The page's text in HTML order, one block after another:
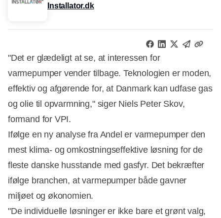
Installator.dk
"Det er glædeligt at se, at interessen for
varmepumper vender tilbage. Teknologien er moden,
effektiv og afgørende for, at Danmark kan udfase gas
og olie til opvarmning," siger Niels Peter Skov,
formand for VPI.
Ifølge en ny analyse fra Andel er varmepumper den
mest klima- og omkostningseffektive løsning for de
fleste danske husstande med gasfyr. Det bekræfter
ifølge branchen, at varmepumper både gavner
miljøet og økonomien.
"De individuelle løsninger er ikke bare et grønt valg,